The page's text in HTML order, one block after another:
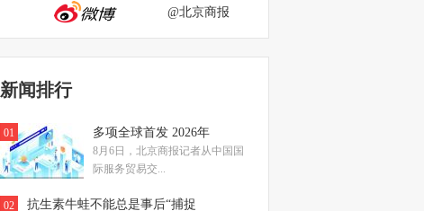
@北京商报
新闻排行
01 多项全球首发 2026年
8月6日，北京商报记者从中国国
际服务贸易交...
02 抗生素牛蛙不能总是事后“捕捉